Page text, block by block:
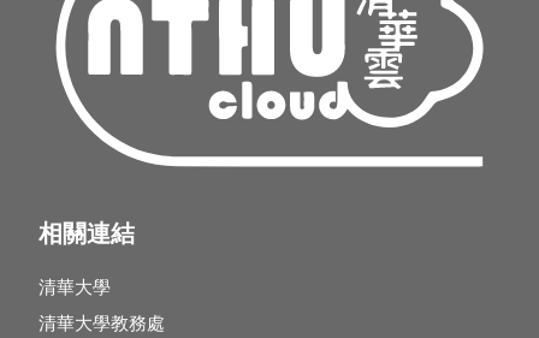
相關連結
清華大學
清華大學教務處